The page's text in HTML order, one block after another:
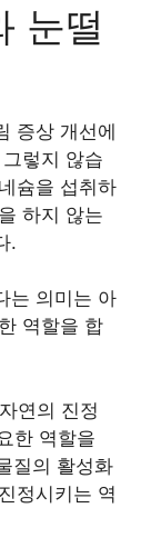
눈떨
증상 개선에
렇지 않습
슘을 섭취하
하지 않는
.
는 의미는 아
역할을 합
연의 진정
한 역할을
질의 활성화
정시키는 역